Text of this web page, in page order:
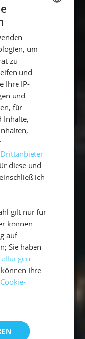
des
Orte und teile
Menschen,
und los –
dich!
der üblichen
Spirit mit
um
zu
und
Ihre IP-
und
für
Inhalte,
Drittanbieter
diese und
gilt nur für
können
auf
Sie haben
Ihre
Cookie-